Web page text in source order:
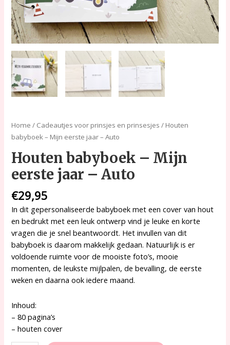
Home / Cadeautjes voor prinsjes en prinsesjes / Houten
babyboek – Mijn eerste jaar – Auto
Houten babyboek – Mijn
eerste jaar – Auto
€29,95
In dit gepersonaliseerde babyboek met een cover van hout
en bedrukt met een leuk ontwerp vind je leuke en korte
vragen die je snel beantwoordt. Het invullen van dit
babyboek is daarom makkelijk gedaan. Natuurlijk is er
voldoende ruimte voor de mooiste foto’s, mooie
momenten, de leukste mijlpalen, de bevalling, de eerste
weken en daarna ook iedere maand.
Inhoud:
– 80 pagina’s
– houten cover